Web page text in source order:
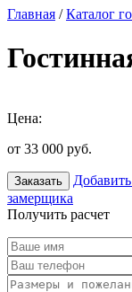
Главная /Каталог
Цена:
от 33 000 руб.
Заказать
замерщика
Получить расчет